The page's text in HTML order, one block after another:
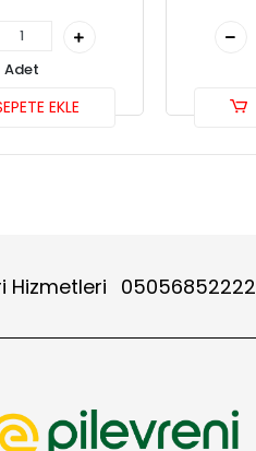
Adet
EKLE
Hizmetleri 05056852222